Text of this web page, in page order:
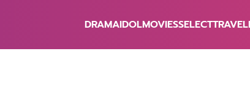
DRAMAIDOLMOVIESSELECTTRAVEL